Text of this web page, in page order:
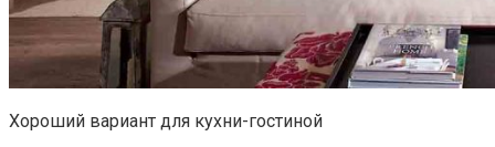
Хороший вариант для кухни-гостиной